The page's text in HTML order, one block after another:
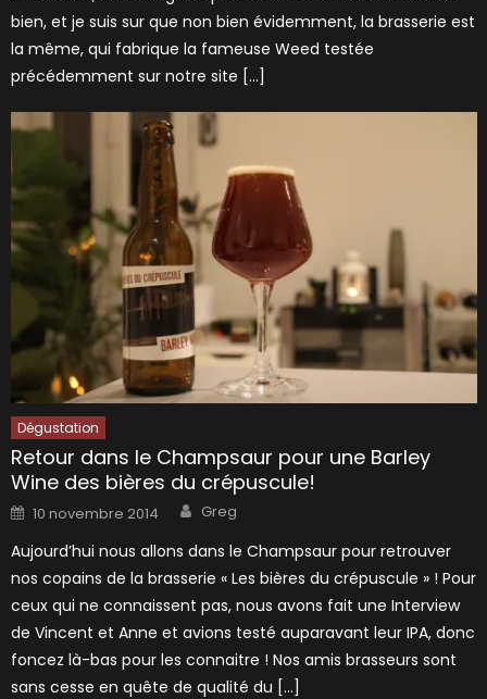
bien, et je suis sur que non bien évidemment, la brasserie est
la même, qui fabrique la fameuse Weed testée
précédemment sur notre site […]
Dégustation
Retour dans le Champsaur pour une Barley
Wine des bières du crépuscule!
Posted
on
10 novembre 2014 Author
Greg
Aujourd’hui nous allons dans le Champsaur pour retrouver
nos copains de la brasserie « Les bières du crépuscule » ! Pour
ceux qui ne connaissent pas, nous avons fait une Interview
de Vincent et Anne et avions testé auparavant leur IPA, donc
foncez là-bas pour les connaitre ! Nos amis brasseurs sont
sans cesse en quête de qualité du […]